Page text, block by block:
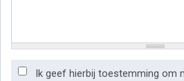
Ik geef hierbij toestemming om